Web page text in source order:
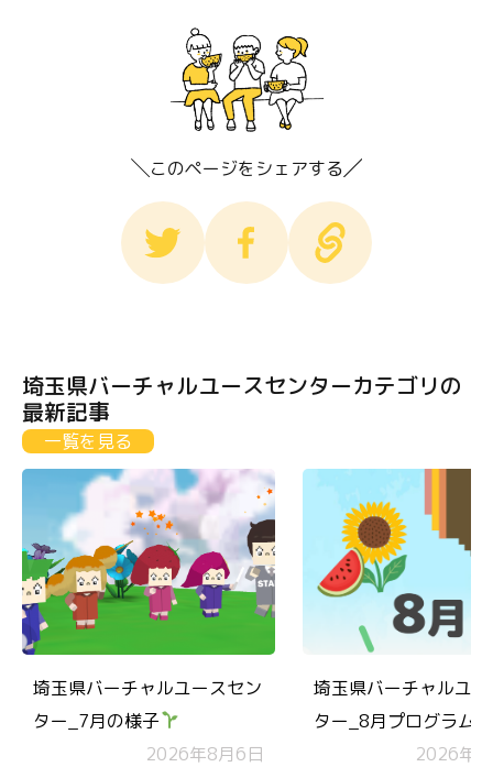
このページをシェアする
埼玉県バーチャルユースセンターカテゴリの
最新記事
一覧を見る
埼玉県バーチャルユースセン
ター_7月の様子
2026年8月6日
埼玉県バーチャルユ
ター_8月プログラム
2026年7